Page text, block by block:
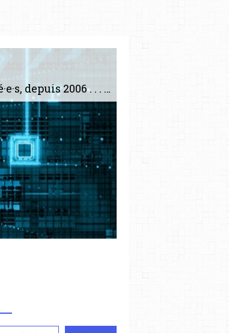
Le plus gros site de philosophie de France ! ABONNEZ-VOUS ! 4115 Articles, 1634 abonné·e·s, depuis 2006 . . . . . . . . 2 852 214 pages vues jusqu'à présent. Prestance et être apte à un plus grand nombre de choses.